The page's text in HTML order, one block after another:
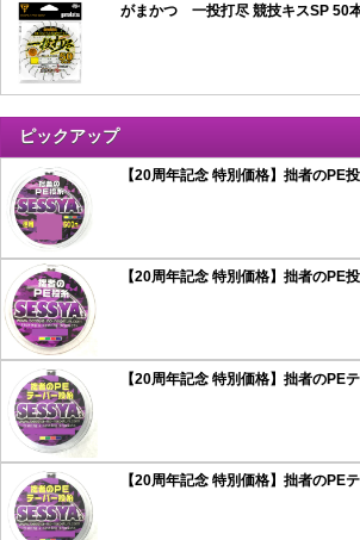
がまかつ 一投打尽 競技キスSP 50
ピックアップ
【20周年記念 特別価格】拙者のPE
【20周年記念 特別価格】拙者のPE